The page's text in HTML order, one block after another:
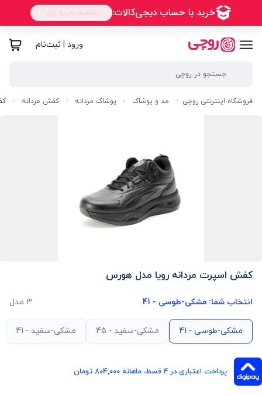
ورود | ثبت‌نام
فروشگاه اینترنتی روچی / مد و پوشاک / پوشاک مردانه / کفش مردانه /
کفش اسپرت مردانه رویا مدل هورس
انتخاب شما: مشکی-طوسی - 41 3 مدل
مشکی-طوسی - 41 مشکی-سفید - 45 مشکی-سفید - 41
پرداخت اعتباری در ۴ قسط، ماهانه 804,000 تومان